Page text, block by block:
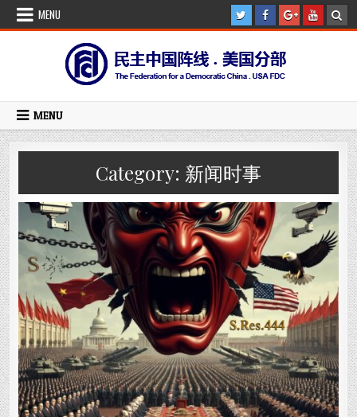
Skip
MENU
MENU
Category: 新闻时事